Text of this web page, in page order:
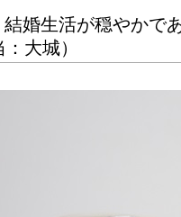
婚生活が穏やかで
大城）